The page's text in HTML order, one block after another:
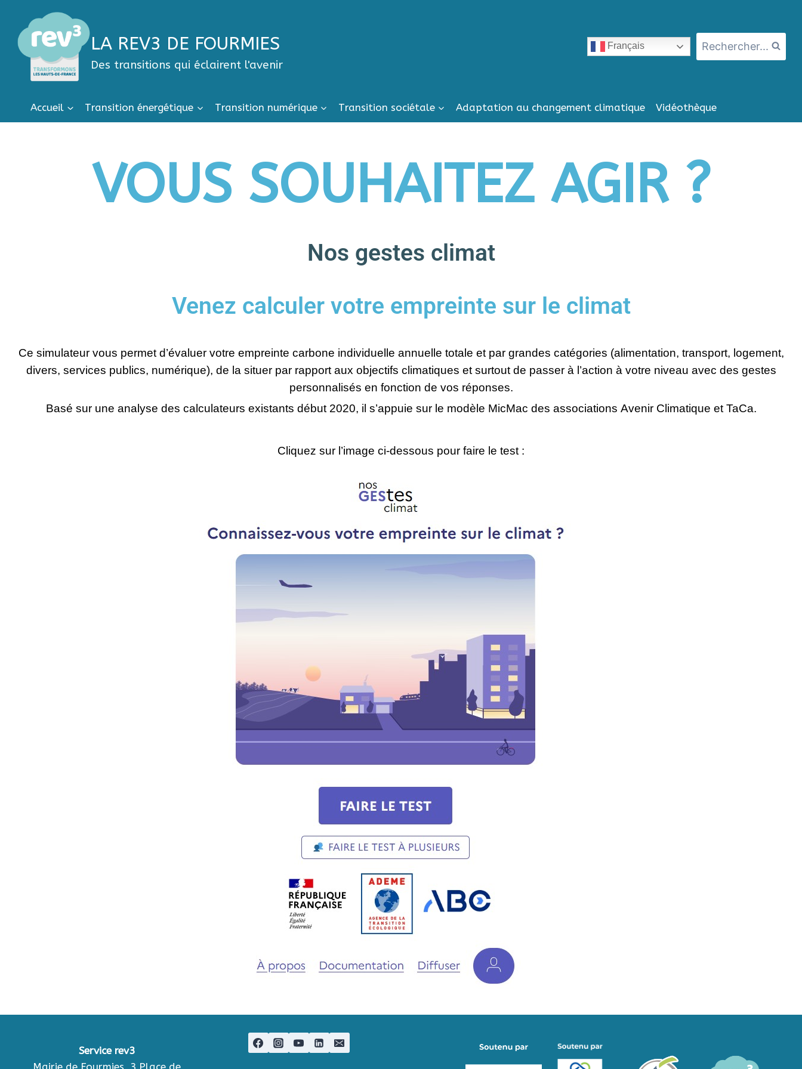
LA REV3 DE FOURMIES
Des transitions qui éclairent l'avenir
Français Rechercher...
Accueil Transition énergétique Transition numérique Transition sociétale Adaptation au changement climatique Vidéothèque
VOUS SOUHAITEZ AGIR ?
Nos gestes climat
Venez calculer votre empreinte sur le climat
Ce simulateur vous permet d’évaluer votre empreinte carbone individuelle annuelle totale et par grandes catégories (alimentation, transport, logement,
divers, services publics, numérique), de la situer par rapport aux objectifs climatiques et surtout de passer à l’action à votre niveau avec des gestes
personnalisés en fonction de vos réponses.
Basé sur une analyse des calculateurs existants début 2020, il s’appuie sur le modèle MicMac des associations Avenir Climatique etTaCa.
Cliquez sur l’image ci-dessous pour faire le test :
Service rev3
Mairie de Fourmies, 3 Place de